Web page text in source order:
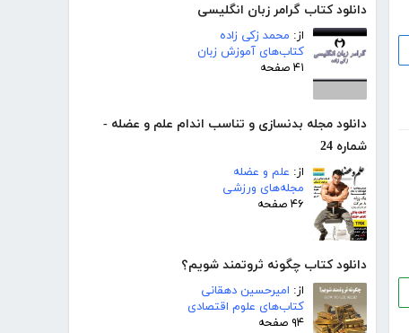
دانلود کتاب گرامر زبان انگلیسی
از: محمد زکی زاده
کتاب‌های آموزش زبان
۴۱ صفحه
دانلود مجله بدنسازی و تناسب اندام علم و عضله -
شماره 24
از: علم و عضله
مجله‌های ورزشی
۴۶ صفحه
دانلود کتاب چگونه ثروتمند شویم؟
از: امیرحسین دهقانی
کتاب‌های علوم اقتصادی
۹۴ صفحه